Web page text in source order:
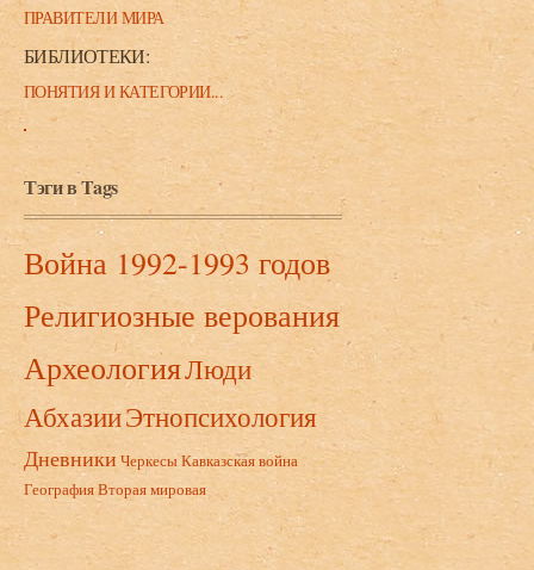
ПРАВИТЕЛИ МИРА
БИБЛИОТЕКИ:
ПОНЯТИЯ И КАТЕГОРИИ...
Тэги в Tags
Война 1992-1993 годов
Религиозные верования
АрхеологияЛюди
АбхазииЭтнопсихология
Дневники ЧеркесыКавказская война
ГеографияВторая мировая